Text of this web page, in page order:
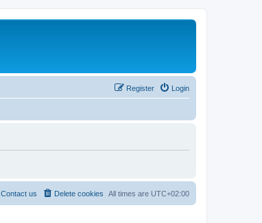
Login
Register
All times are UTC+02:00
Delete cookies
Contact us